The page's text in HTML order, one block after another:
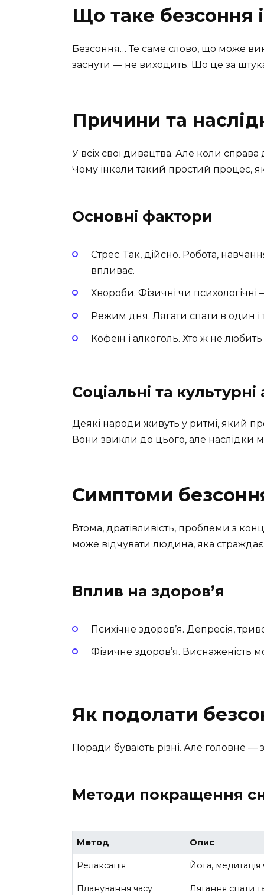
Що таке безсоння
Безсоння… Те саме слово, що може
заснути — не виходить. Що це за
Причини та
У всіх свої дивацтва. Але коли
Чому інколи такий простий процес,
Основні фактори
Стрес. Так, дійсно. Робота,
впливає.
Хвороби. Фізичні чи психологічні
Режим дня. Лягати спати в один і
Кофеїн і алкоголь. Хто ж не
Соціальні та культурні
Деякі народи живуть у ритмі, який
Вони звикли до цього, але наслідки
Симптоми
Втома, дратівливість, проблеми з
може відчувати людина, яка
Вплив на здоров’я
Психічне здоров’я. Депресія,
Фізичне здоров’я. Виснаженість
Як подолати
Поради бувають різні. Але головне —
Методи покращення
Метод Опис
Релаксація Йога,
Планування часу Лягання спати